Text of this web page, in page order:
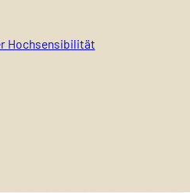
Hochsensibilität